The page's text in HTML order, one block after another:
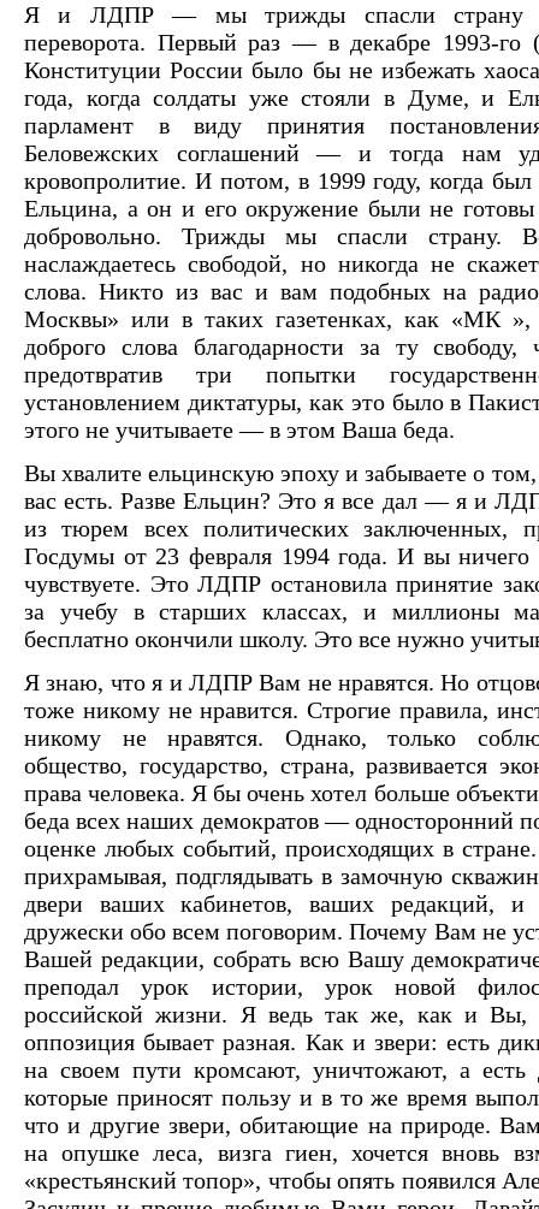
Я и ЛДПР — мы трижды спасли страну от
переворота. Первый раз — в декабре 1993-го
Конституции России было бы не избежать
года, когда солдаты уже стояли в Думе, и
парламент в виду принятия
Беловежских соглашений — и тогда нам
кровопролитие. И потом, в 1999 году, когда
Ельцина, а он и его окружение были не готовы
добровольно. Трижды мы спасли
наслаждаетесь свободой, но никогда не
слова. Никто из вас и вам подобных на
Москвы» или в таких газетенках, как «МК »,
доброго слова благодарности за ту
предотвратив три попытки
установлением диктатуры, как это было в
этого не учитываете — в этом Ваша беда.
Вы хвалите ельцинскую эпоху и забываете о
вас есть. Разве Ельцин? Это я все дал — я и
из тюрем всех политических заключенных,
Госдумы от 23 февраля 1994 года. И вы ничего
чувствуете. Это ЛДПР остановила принятие
за учебу в старших классах, и миллионы
бесплатно окончили школу. Это все нужно
Я знаю, что я и ЛДПР Вам не нравятся. Но
тоже никому не нравится. Строгие правила,
никому не нравятся. Однако, только
общество, государство, страна, развивается
права человека. Я бы очень хотел больше
беда всех наших демократов — односторонний
оценке любых событий, происходящих в стране.
прихрамывая, подглядывать в замочную
двери ваших кабинетов, ваших редакций, и
дружески обо всем поговорим. Почему Вам не
Вашей редакции, собрать всю Вашу
преподал урок истории, урок новой
российской жизни. Я ведь так же, как и Вы,
оппозиция бывает разная. Как и звери: есть
на своем пути кромсают, уничтожают, а
которые приносят пользу и в то же время
что и другие звери, обитающие на природе.
на опушке леса, визга гиен, хочется вновь
«крестьянский топор», чтобы опять появился